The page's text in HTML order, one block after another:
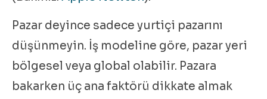
Pazar deyince sadece yurtiçi pazarını
düşünmeyin. İş modeline göre, pazar yeri
bölgesel veya global olabilir. Pazara
bakarken üç ana faktörü dikkate almak